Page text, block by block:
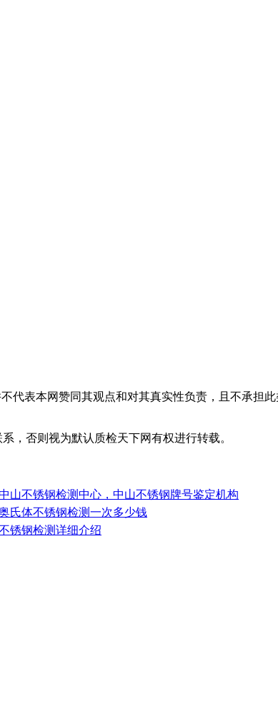
表本网赞同其观点和对其真实性负责，且不承担
，否则视为默认质检天下网有权进行转载。
山不锈钢检测中心，中山不锈钢牌号鉴定机构
氏体不锈钢检测一次多少钱
锈钢检测详细介绍